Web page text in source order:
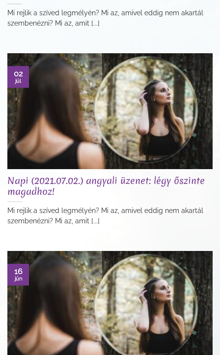
Mi rejlik a szíved legmélyén? Mi az, amivel eddig nem akartál
szembenézni? Mi az, amit [...]
Napi (2021.07.02.) angyali üzenet: légy őszinte
magadhoz!
Mi rejlik a szíved legmélyén? Mi az, amivel eddig nem akartál
szembenézni? Mi az, amit [...]
02
júl
16
jún